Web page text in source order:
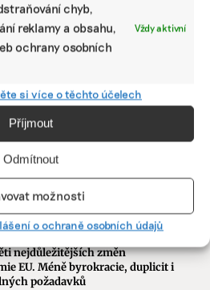
chyb,
reklamy a obsahu,
ochrany osobních
Vždy aktivní
si více o těchto účelech
Příjmout
Odmítnout
možnosti
o ochraně osobních údajů
nejdůležitějších změn
EU. Méně byrokracie, duplicit i
požadavků